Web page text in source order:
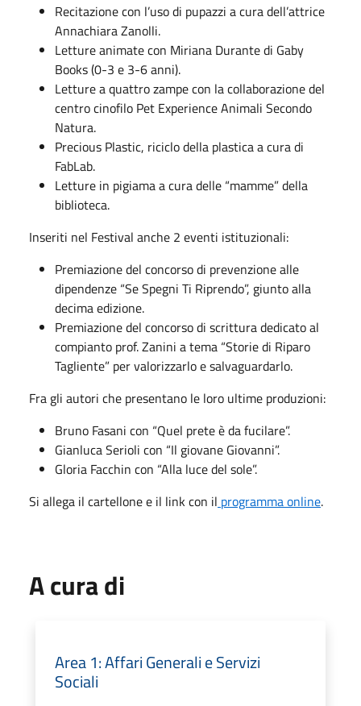
Recitazione con l’uso di pupazzi a cura dell’attrice
Annachiara Zanolli.
Letture animate con Miriana Durante di Gaby
Books (0-3 e 3-6 anni).
Letture a quattro zampe con la collaborazione del
centro cinofilo Pet Experience Animali Secondo
Natura.
Precious Plastic, riciclo della plastica a cura di
FabLab.
Letture in pigiama a cura delle “mamme” della
biblioteca.
Inseriti nel Festival anche 2 eventi istituzionali:
Premiazione del concorso di prevenzione alle
dipendenze “Se Spegni Ti Riprendo”, giunto alla
decima edizione.
Premiazione del concorso di scrittura dedicato al
compianto prof. Zanini a tema “Storie di Riparo
Tagliente” per valorizzarlo e salvaguardarlo.
Fra gli autori che presentano le loro ultime produzioni:
Bruno Fasani con “Quel prete è da fucilare”.
Gianluca Serioli con “Il giovane Giovanni”.
Gloria Facchin con “Alla luce del sole”.
Si allega il cartellone e il link con il programma online.
A cura di
Area 1: Affari Generali e Servizi
Sociali